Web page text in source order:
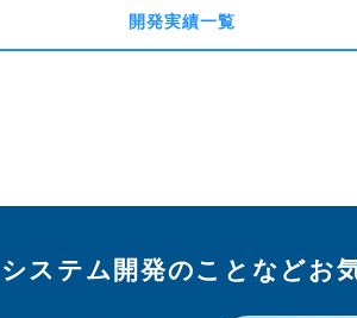
開発実績一覧
ステム開発のことなどお